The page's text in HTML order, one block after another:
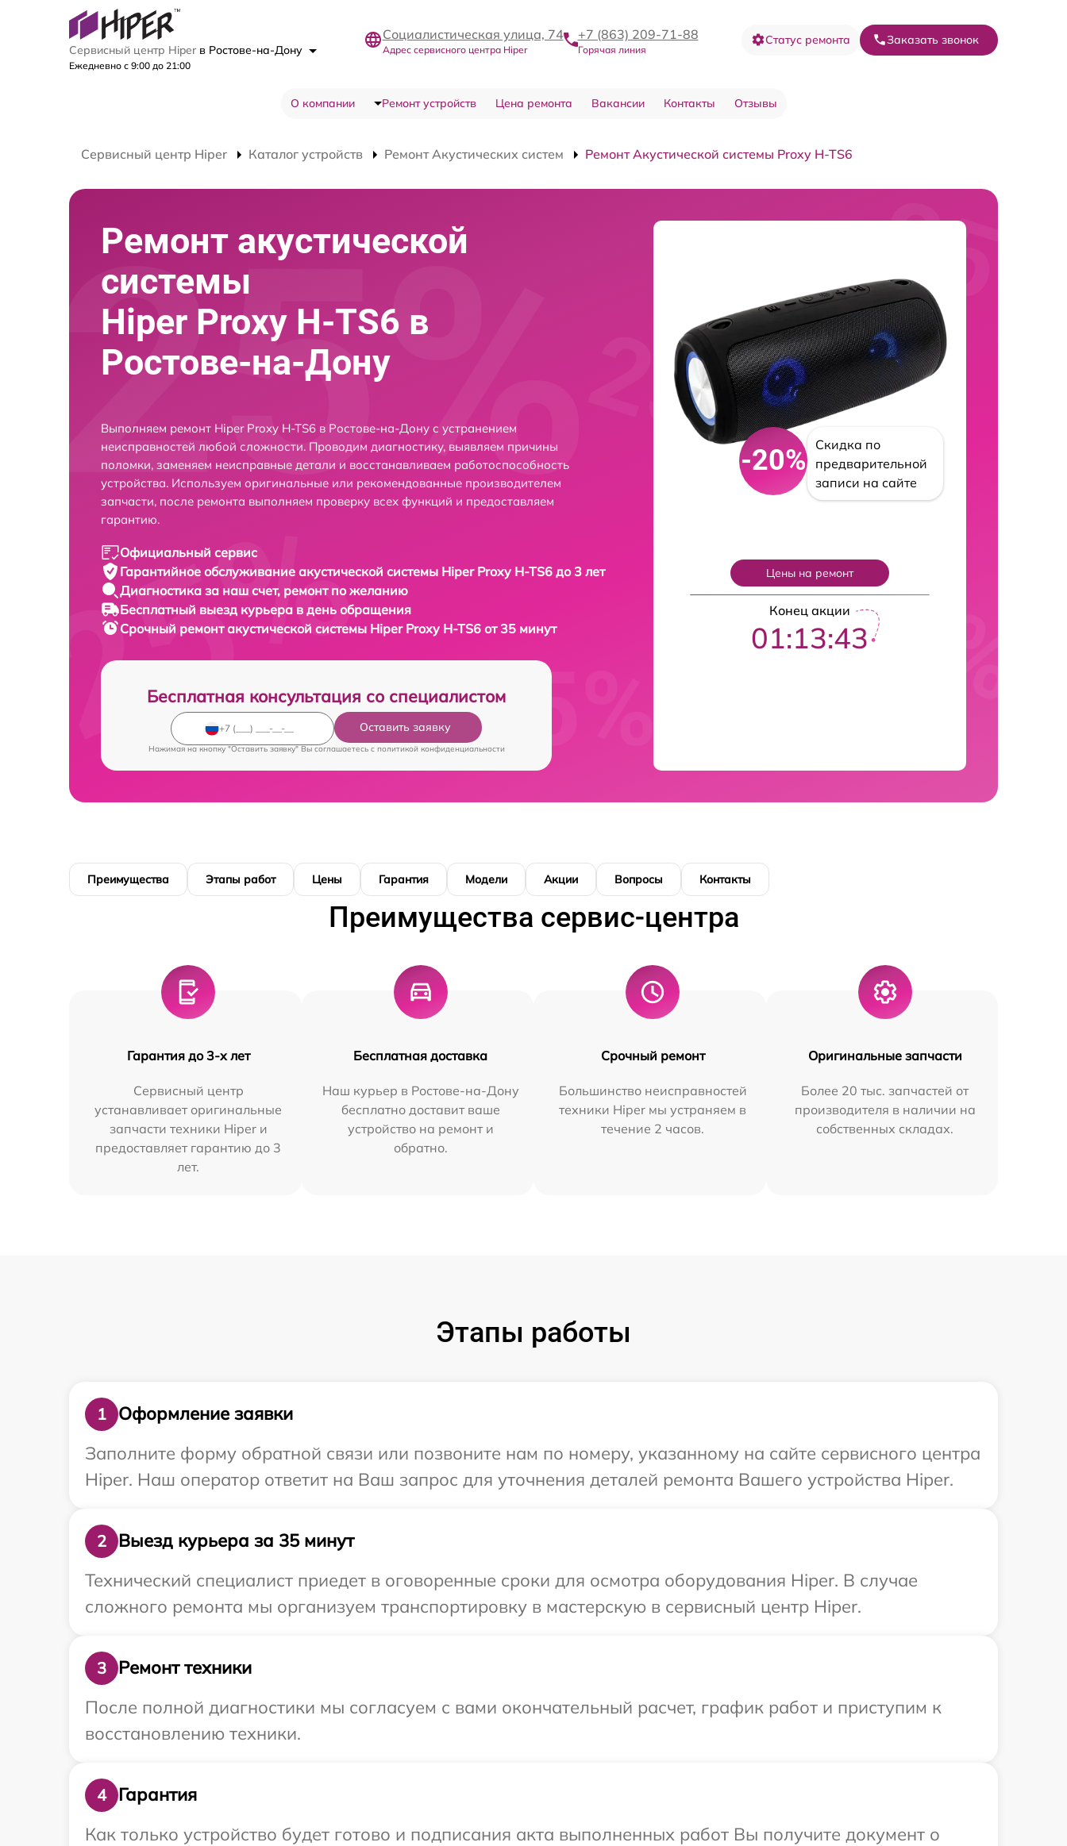
Сервисный центр Hiper в Ростове-на-Дону
Ежедневно с 9:00 до 21:00
Социалистическая улица, 74
Адрес сервисного центра Hiper
+7 (863) 209-71-88
Горячая линия
Статус ремонта Заказать звонок
О компании Ремонт устройств Цена ремонта Вакансии Контакты Отзывы
Сервисный центр Hiper Каталог устройств Ремонт Акустических систем Ремонт Акустической системы Proxy H-TS6
Ремонт акустической
системы
Hiper Proxy H-TS6 в
Ростове-на-Дону
Выполняем ремонт Hiper Proxy H-TS6 в Ростове-на-Дону с устранением
неисправностей любой сложности. Проводим диагностику, выявляем причины
поломки, заменяем неисправные детали и восстанавливаем работоспособность
устройства. Используем оригинальные или рекомендованные производителем
запчасти, после ремонта выполняем проверку всех функций и предоставляем
гарантию.
Официальный сервис
Гарантийное обслуживание акустической системы Hiper Proxy H-TS6 до 3 лет
Диагностика за наш счет, ремонт по желанию
Бесплатный выезд курьера в день обращения
Срочный ремонтакустической системы Hiper Proxy H-TS6 от 35 минут
Бесплатная консультация со специалистом
Оставить заявку
Нажимая на кнопку "Оставить заявку" Вы соглашаетесь c политикой конфиденциальности
-20%
Скидка по
предварительной
записи на сайте
Цены на ремонт
Конец акции
01:13:42
Преимущества Этапы работ Цены Гарантия Модели Акции Вопросы Контакты
Преимущества сервис-центра
Гарантия до 3-х лет
Сервисный центр
устанавливает оригинальные
запчасти техники Hiper и
предоставляет гарантию до 3
лет.
Бесплатная доставка
Наш курьер в Ростове-на-Дону
бесплатно доставит ваше
устройство на ремонт и
обратно.
Срочный ремонт
Большинство неисправностей
техники Hiper мы устраняем в
течение 2 часов.
Оригинальные запчасти
Более 20 тыс. запчастей от
производителя в наличии на
собственных складах.
Этапы работы
1
Оформление заявки
Заполните форму обратной связи или позвоните нам по номеру, указанному на сайте сервисного центра
Hiper. Наш оператор ответит на Ваш запрос для уточнения деталей ремонта Вашего устройства Hiper.
2
Выезд курьера за 35 минут
Технический специалист приедет в оговоренные сроки для осмотра оборудования Hiper. В случае
сложного ремонта мы организуем транспортировку в мастерскую в сервисный центр Hiper.
3
Ремонт техники
После полной диагностики мы согласуем с вами окончательный расчет, график работ и приступим к
восстановлению техники.
4
Гарантия
Как только устройство будет готово и подписания акта выполненных работ Вы получите документ о